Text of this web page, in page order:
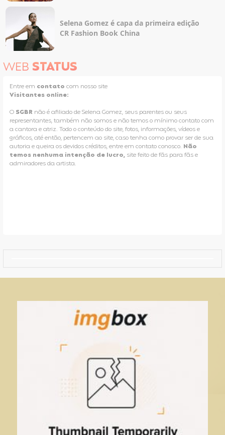
Selena Gomez é capa da primeira edição
CR Fashion Book China
WEB STATUS
Entre em contato com nosso site
Visitantes online:
O SGBR não é afiliado de Selena Gomez, seus parentes ou seus
representantes, também não somos e não temos o mínimo contato com
a cantora e atriz. Todo o conteúdo do site, fotos, informações, vídeos e
gráficos, até então, pertencem ao site, caso tenha como provar ser de sua
autoria e queira os devidos créditos, entre em contato conosco. Não
temos nenhuma intenção de lucro, site feito de fãs para fãs e
admiradores da artista.